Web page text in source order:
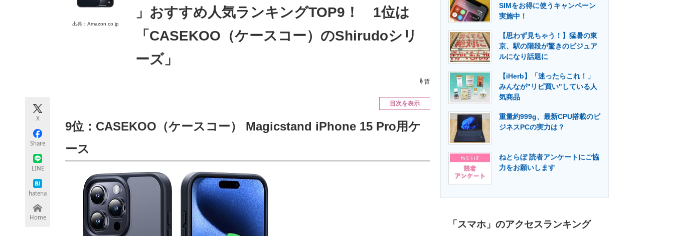
ITエンジニア向け専門サイト 製造業のIT導入・活用を支援
エネルギーの専門メディア 建設×テクノロジーの最前線
出典：Amazon.co.jp
」おすすめ人気ランキングTOP9！ 1位は
「CASEKOO（ケースコー）のShirudoシリ
ーズ」
哲
X
Share
LINE
hatena
Home
目次を表示
9位：CASEKOO（ケースコー） Magicstand iPhone 15 Pro用ケ
ース
SIMをお得に使うキャンペーン
実施中！
【思わず見ちゃう！】猛暑の東
京、駅の階段が驚きのビジュア
ルになり話題に
【iHerb】「迷ったらこれ！」
みんなが"リピ買い"している人
気商品
重量約999g、最新CPU搭載のビ
ジネスPCの実力は？
ねとらぼ 読者アンケートにご協
力をお願いします
「スマホ」のアクセスランキング